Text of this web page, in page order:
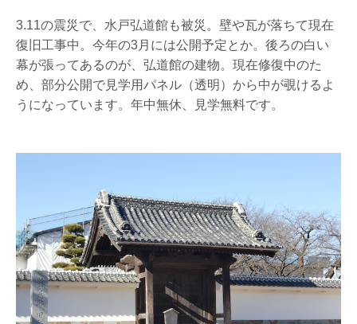
3.11の震災で、水戸弘道館も被災。壁や瓦が落ちて現在
復旧工事中。今年の3月には公開予定とか。後ろの白い
幕が張ってあるのが、弘道館の建物。現在修復中のた
め、部分公開で見学用パネル（透明）から中が覗けるよ
うになっています。年中無休、見学無料です。